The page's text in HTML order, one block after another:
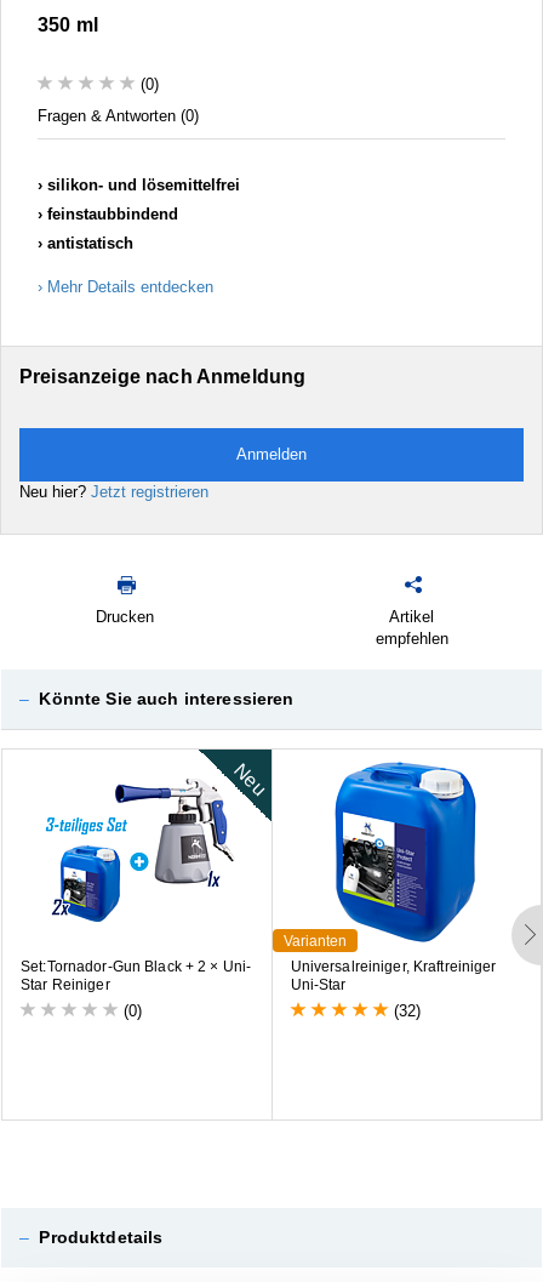
350 ml
(0)
Fragen & Antworten (0)
silikon- und lösemittelfrei
feinstaubbindend
antistatisch
Mehr Details entdecken
Preisanzeige nach Anmeldung
Anmelden
Neu hier? Jetzt registrieren
Drucken
Artikel
empfehlen
– Könnte Sie auch interessieren
Neu
Set:Tornador-Gun B lack + 2 × Uni-
Star Reiniger
(0)
Varianten
Universa reiniger, Kraftreiniger
Uni-Star
(32)
– Produktdetails